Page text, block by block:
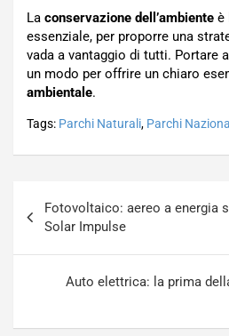
La conservazione dell’ambiente è
essenziale, per proporre una
vada a vantaggio di tutti. Portare
un modo per offrire un chiaro
ambientale.
Tags: Parchi Naturali, Parchi
articoli
Fotovoltaico: aereo a energia
Solar Impulse
Auto elettrica: la prima